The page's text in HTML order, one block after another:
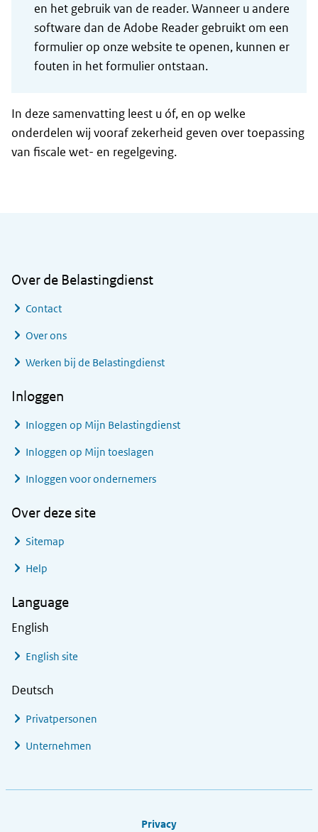
en het gebruik van de reader. Wanneer u andere
software dan de Adobe Reader gebruikt om een
formulier op onze website te openen, kunnen er
fouten in het formulier ontstaan.
In deze samenvatting leest u óf, en op welke
onderdelen wij vooraf zekerheid geven over toepassing
van fiscale wet- en regelgeving.
Over de Belastingdienst
Contact
Over ons
Werken bij de Belastingdienst
Inloggen
Inloggen op Mijn Belastingdienst
Inloggen op Mijn toeslagen
Inloggen voor ondernemers
Over deze site
Sitemap
Help
Language
English
English site
Deutsch
Privatpersonen
Unternehmen
Privacy